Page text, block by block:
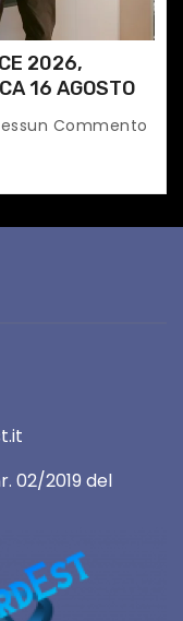
2026,
16 AGOSTO
Commento
02/2019 del